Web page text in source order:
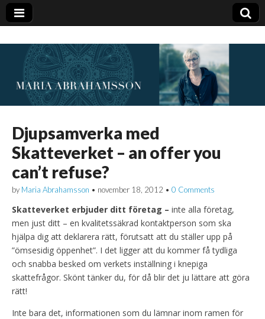
Djupsamverka med
Skatteverket – an offer you
can’t refuse?
by Maria Abrahamsson • november 18, 2012 • 0 Comments
Skatteverket erbjuder ditt företag – inte alla företag,
men just ditt – en kvalitetssäkrad kontaktperson som ska
hjälpa dig att deklarera rätt, förutsatt att du ställer upp på
”ömsesidig öppenhet”. I det ligger att du kommer få tydliga
och snabba besked om verkets inställning i knepiga
skattefrågor. Skönt tänker du, för då blir det ju lättare att göra
rätt!
Inte bara det, informationen som du lämnar inom ramen för